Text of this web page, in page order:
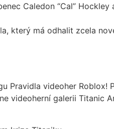
Caledon “Cal”
který má odhalit zcela
Pravidla videoher Roblox!
videoherní galerii Titanic